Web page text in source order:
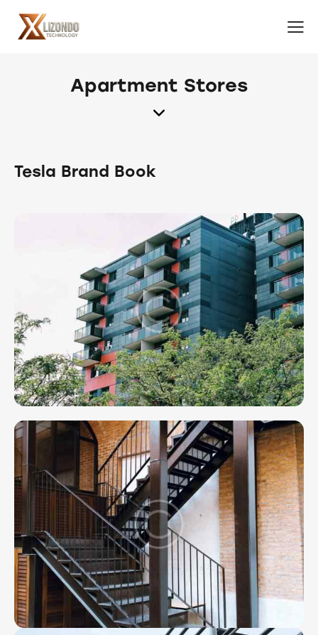
Apartment Stores
Tesla Brand Book